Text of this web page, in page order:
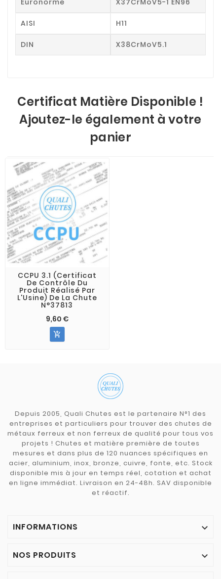
AISI H11
DIN X38CrMoV5.1
Certificat Matière Disponible !
Ajoutez-le également à votre
panier
CCPU 3.1 (Certificat
De Contrôle Du
Produit Réalisé Par
L'Usine) De La Chute
N°37813
9,60 €

Depuis 2005, Quali Chutes est le partenaire N°1 des
entreprises et particuliers pour trouver des chutes de
métaux ferreux et non ferreux de qualité pour tous vos
projets ! Chutes et matière première de toutes
mesures et dans plus de 120 nuances spécifiques en
acier, aluminium, inox, bronze, cuivre, fonte, etc. Stock
disponible mis à jour en temps réel, cotation et achat
en ligne immédiat. Livraison en 24-48h. SAV disponible
et réactif.
INFORMATIONS 
NOS PRODUITS 